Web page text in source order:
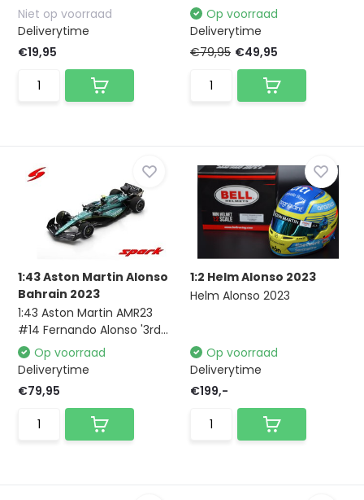
Niet op voorraad
Deliverytime
€19,95
Op voorraad
Deliverytime
€79,95 €49,95
1:43 Aston Martin Alonso
Bahrain 2023
1:43 Aston Martin AMR23
#14 Fernando Alonso '3rd...
Op voorraad
Deliverytime
€79,95
1:2 Helm Alonso 2023
Helm Alonso 2023
Op voorraad
Deliverytime
€199,-